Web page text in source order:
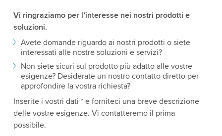
Vi ringraziamo per l’interesse nei nostri prodotti e
soluzioni.
Avete domande riguardo ai nostri prodotti o siete
interessati alle nostre soluzioni e servizi?
Non siete sicuri sul prodotto più adatto alle vostre
esigenze? Desiderate un nostro contatto diretto per
approfondire la vostra richiesta?
Inserite i vostri dati * e forniteci una breve descrizione
delle vostre esigenze. Vi contatteremo il prima
possibile.